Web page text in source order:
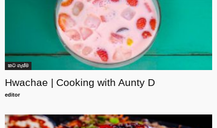
කට ගැස්ම
Hwachae | Cooking with Aunty D
editor